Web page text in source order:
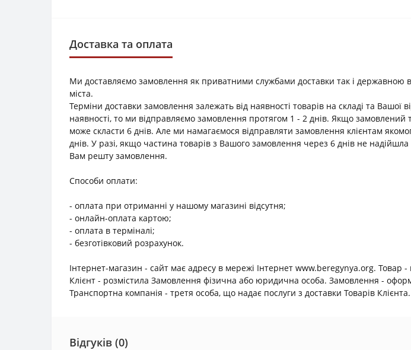
Доставка та оплата
Ми доставляємо замовлення як приватними службами доставки так і державною в
міста.
Терміни доставки замовлення залежать від наявності товарів на складі та
наявності, то ми відправляємо замовлення протягом 1 - 2 днів. Якщо замовлений
може скласти 6 днів. Але ми намагаємося відправляти замовлення клієнтам
днів. У разі, якщо частина товарів з Вашого замовлення через 6 днів не
Вам решту замовлення.
Способи оплати:
- оплата при отриманні у нашому магазині відсутня;
- онлайн-оплата картою;
- оплата в терміналі;
- безготівковий розрахунок.
Інтернет-магазин - сайт має адресу в мережі Інтернет www.beregynya.org. Товар
Клієнт - розмістила Замовлення фізична або юридична особа. Замовлення -
Транспортна компанія - третя особа, що надає послуги з доставки Товарів Клієнта.
Відгуків (0)